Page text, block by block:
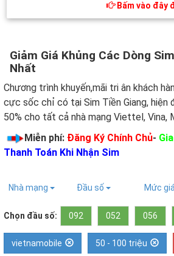
Bấm vào đây
Giảm Giá Khủng Các Dòng
Nhất
Chương trình khuyến,mãi tri ân khách
cực sốc chỉ có tại Sim Tiền Giang, hiện
50% cho tất cả nhà mạng Viettel, Vina,
Miễn phí: Đăng Ký Chính Chủ-
Thanh Toán Khi Nhận Sim
Nhà mạng Đầu số Mức giá
Chọn đầu số: 092 052 056
vietnamobile 50 - 100 triệu